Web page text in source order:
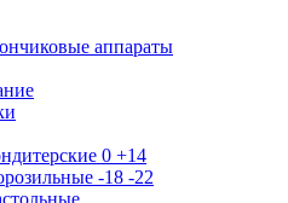
аппараты
0 +14
-18 -22